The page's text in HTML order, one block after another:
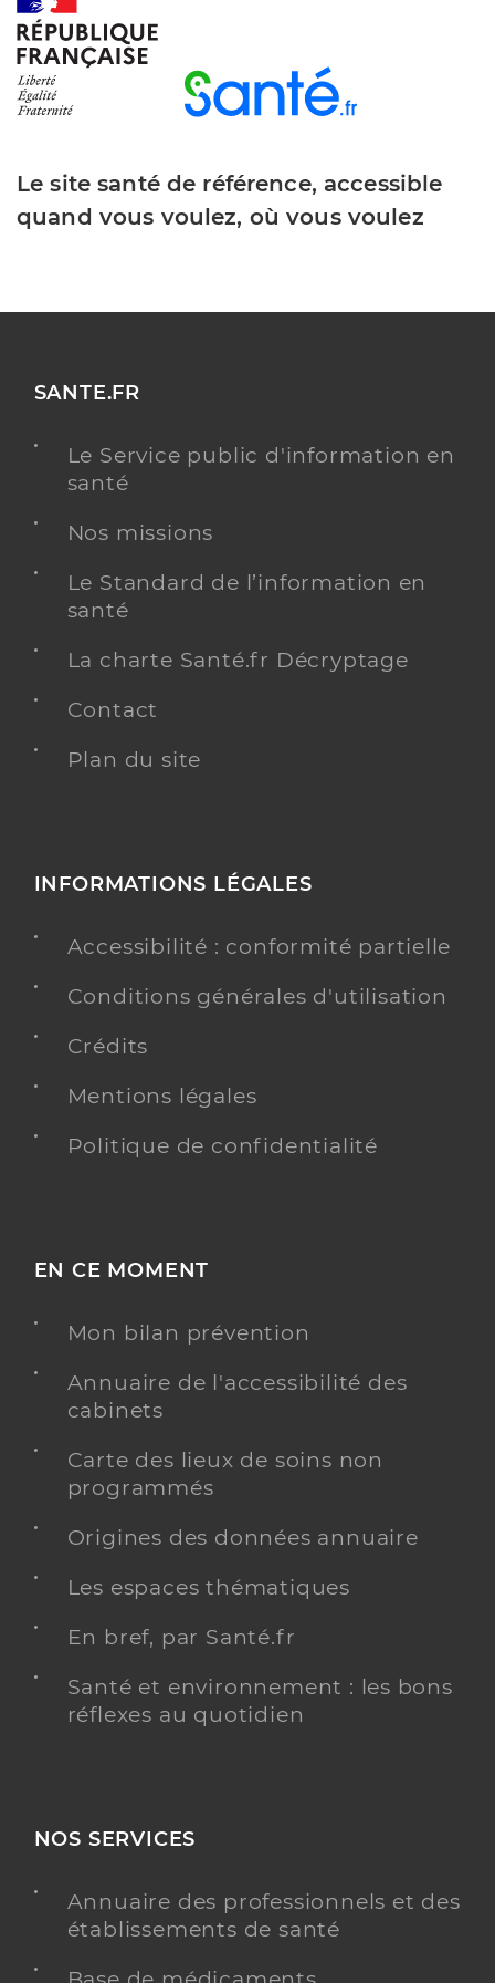
Le site santé de référence, accessible
quand vous voulez, où vous voulez
SANTE.FR
Le Service public d'information en
santé
Nos missions
Le Standard de l’information en
santé
La charte Santé.fr Décryptage
Contact
Plan du site
INFORMATIONS LÉGALES
Accessibilité : conformité partielle
Conditions générales d'utilisation
Crédits
Mentions légales
Politique de confidentialité
EN CE MOMENT
Mon bilan prévention
Annuaire de l'accessibilité des
cabinets
Carte des lieux de soins non
programmés
Origines des données annuaire
Les espaces thématiques
En bref, par Santé.fr
Santé et environnement : les bons
réflexes au quotidien
NOS SERVICES
Annuaire des professionnels et des
établissements de santé